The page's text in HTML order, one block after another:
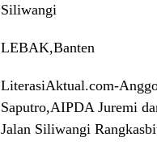
Siliwangi
LEBAK,Banten
LiterasiAktual.com-
Saputro,AIPDA Juremi
Jalan Siliwangi